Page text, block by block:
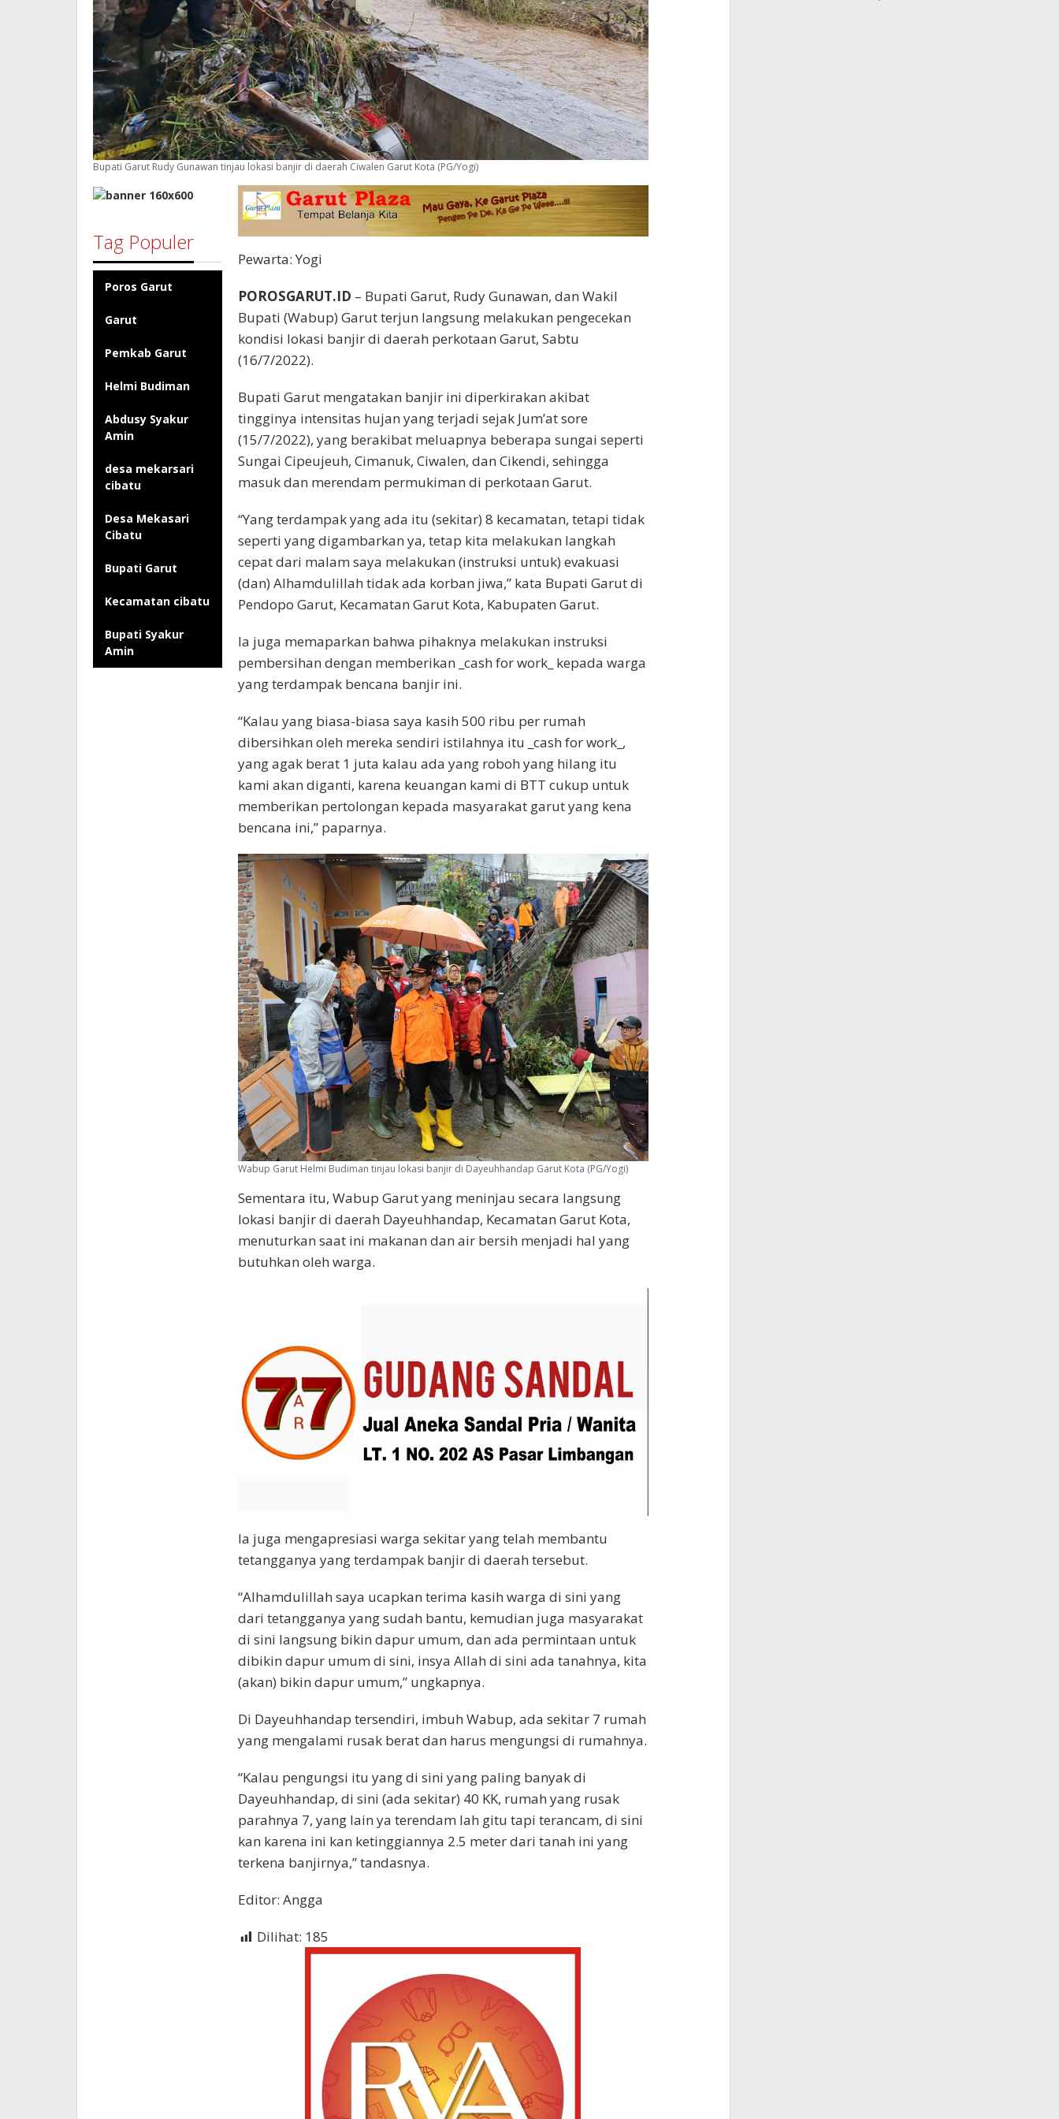
Bupati Garut Rudy Gunawan tinjau lokasi banjir di daerah Ciwalen Garut Kota (PG/Yogi)
Tag Populer
Poros Garut
Garut
Pemkab Garut
Helmi Budiman
Abdusy Syakur
Amin
desa mekarsari
cibatu
Desa Mekasari
Cibatu
Bupati Garut
Kecamatan cibatu
Bupati Syakur
Amin
Pewarta: Yogi
POROSGARUT.ID – Bupati Garut, Rudy Gunawan, dan Wakil
Bupati (Wabup) Garut terjun langsung melakukan pengecekan
kondisi lokasi banjir di daerah perkotaan Garut, Sabtu
(16/7/2022).
Bupati Garut mengatakan banjir ini diperkirakan akibat
tingginya intensitas hujan yang terjadi sejak Jum’at sore
(15/7/2022), yang berakibat meluapnya beberapa sungai seperti
Sungai Cipeujeuh, Cimanuk, Ciwalen, dan Cikendi, sehingga
masuk dan merendam permukiman di perkotaan Garut.
“Yang terdampak yang ada itu (sekitar) 8 kecamatan, tetapi tidak
seperti yang digambarkan ya, tetap kita melakukan langkah
cepat dari malam saya melakukan (instruksi untuk) evakuasi
(dan) Alhamdulillah tidak ada korban jiwa,” kata Bupati Garut di
Pendopo Garut, Kecamatan Garut Kota, Kabupaten Garut.
Ia juga memaparkan bahwa pihaknya melakukan instruksi
pembersihan dengan memberikan _cash for work_ kepada warga
yang terdampak bencana banjir ini.
“Kalau yang biasa-biasa saya kasih 500 ribu per rumah
dibersihkan oleh mereka sendiri istilahnya itu _cash for work_,
yang agak berat 1 juta kalau ada yang roboh yang hilang itu
kami akan diganti, karena keuangan kami di BTT cukup untuk
memberikan pertolongan kepada masyarakat garut yang kena
bencana ini,” paparnya.
Wabup Garut Helmi Budiman tinjau lokasi banjir di Dayeuhhandap Garut Kota (PG/Yogi)
Sementara itu, Wabup Garut yang meninjau secara langsung
lokasi banjir di daerah Dayeuhhandap, Kecamatan Garut Kota,
menuturkan saat ini makanan dan air bersih menjadi hal yang
butuhkan oleh warga.
Ia juga mengapresiasi warga sekitar yang telah membantu
tetangganya yang terdampak banjir di daerah tersebut.
“Alhamdulillah saya ucapkan terima kasih warga di sini yang
dari tetangganya yang sudah bantu, kemudian juga masyarakat
di sini langsung bikin dapur umum, dan ada permintaan untuk
dibikin dapur umum di sini, insya Allah di sini ada tanahnya, kita
(akan) bikin dapur umum,” ungkapnya.
Di Dayeuhhandap tersendiri, imbuh Wabup, ada sekitar 7 rumah
yang mengalami rusak berat dan harus mengungsi di rumahnya.
“Kalau pengungsi itu yang di sini yang paling banyak di
Dayeuhhandap, di sini (ada sekitar) 40 KK, rumah yang rusak
parahnya 7, yang lain ya terendam lah gitu tapi terancam, di sini
kan karena ini kan ketinggiannya 2.5 meter dari tanah ini yang
terkena banjirnya,” tandasnya.
Editor: Angga
Dilihat: 185